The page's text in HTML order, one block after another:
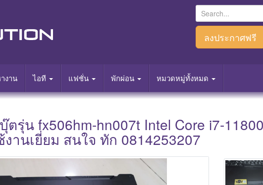
e
r
f
o
:
ลงประกาศฟรี
งาน ไอที แฟชั่น พักผ่อน หมวดหมู่ทั้งหมด
ตรุ่น fx506hm-hn007t Intel Core i7-
านเยี่ยม สนใจ ทัก 0814253207